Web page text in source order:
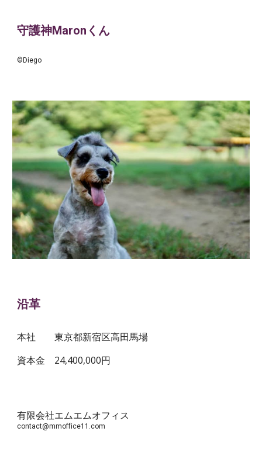
守護神Maronくん
©Diego
沿革
本社
東京都新宿区高田馬場
資本金
24,400,000円
有限会社エムエムオフィス
contact@mmoffice11.com